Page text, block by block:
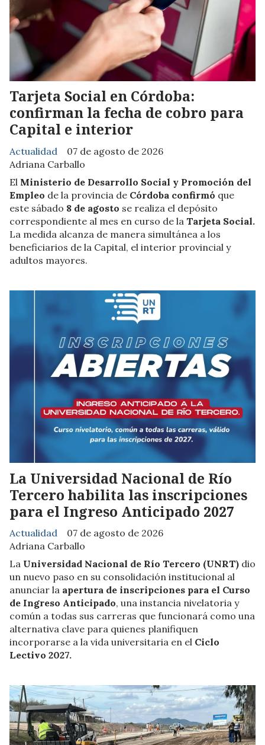
Tarjeta Social en Córdoba:
confirman la fecha de cobro para
Capital e interior
Adriana Carballo
Actualidad 07 de agosto de 2026
El Ministerio de Desarrollo Social y Promoción del
Empleo de la provincia de Córdoba confirmó que
este sábado 8 de agosto se realiza el depósito
correspondiente al mes en curso de la Tarjeta Social.
La medida alcanza de manera simultánea a los
beneficiarios de la Capital, el interior provincial y
adultos mayores.
La Universidad Nacional de Río
Tercero habilita las inscripciones
para el Ingreso Anticipado 2027
Adriana Carballo
Actualidad 07 de agosto de 2026
La Universidad Nacional de Río Tercero (UNRT) dio
un nuevo paso en su consolidación institucional al
anunciar la apertura de inscripciones para el Curso
de Ingreso Anticipado, una instancia nivelatoria y
común a todas sus carreras que funcionará como una
alternativa clave para quienes planifiquen
incorporarse a la vida universitaria en el Ciclo
Lectivo 2027.